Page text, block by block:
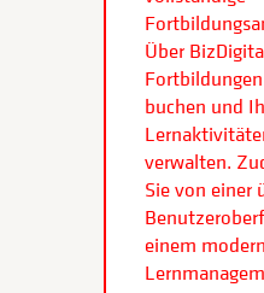
Über
buchen und
verwalten.
Sie von einer
einem